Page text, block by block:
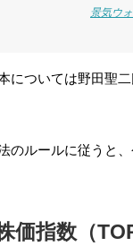
景気ウ
については野田聖二
のルールに従うと
価指数（